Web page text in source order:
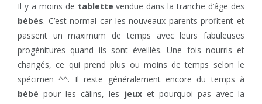
Il y a moins de tablette vendue dans la tranche d’âge des
bébés. C’est normal car les nouveaux parents profitent et
passent un maximum de temps avec leurs fabuleuses
progénitures quand ils sont éveillés. Une fois nourris et
changés, ce qui prend plus ou moins de temps selon le
spécimen ^^. Il reste généralement encore du temps à
bébé pour les câlins, les jeuxet pourquoi pas avec la